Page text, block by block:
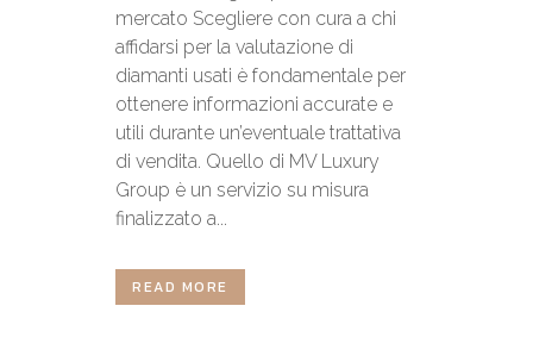
mercato Scegliere con cura a chi
affidarsi per la valutazione di
diamanti usati è fondamentale per
ottenere informazioni accurate e
utili durante un’eventuale trattativa
di vendita. Quello di MV Luxury
Group è un servizio su misura
finalizzato a...
READ MORE